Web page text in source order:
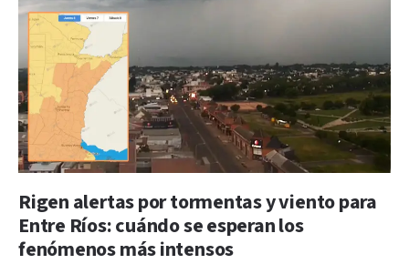
Rigen alertas por tormentas y viento para
Entre Ríos: cuándo se esperan los
fenómenos más intensos